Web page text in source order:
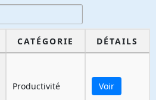
CATÉGORIE
DÉTAILS
Productivité Voir